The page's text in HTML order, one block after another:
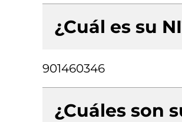
¿Cuál es su
901460346
¿Cuáles son